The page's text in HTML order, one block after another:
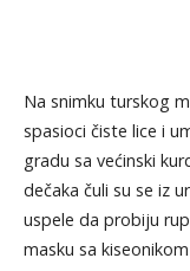
Na snimku turskog
spasioci čiste lice i
gradu sa većinski
dečaka čuli su se iz
uspele da probiju
masku sa